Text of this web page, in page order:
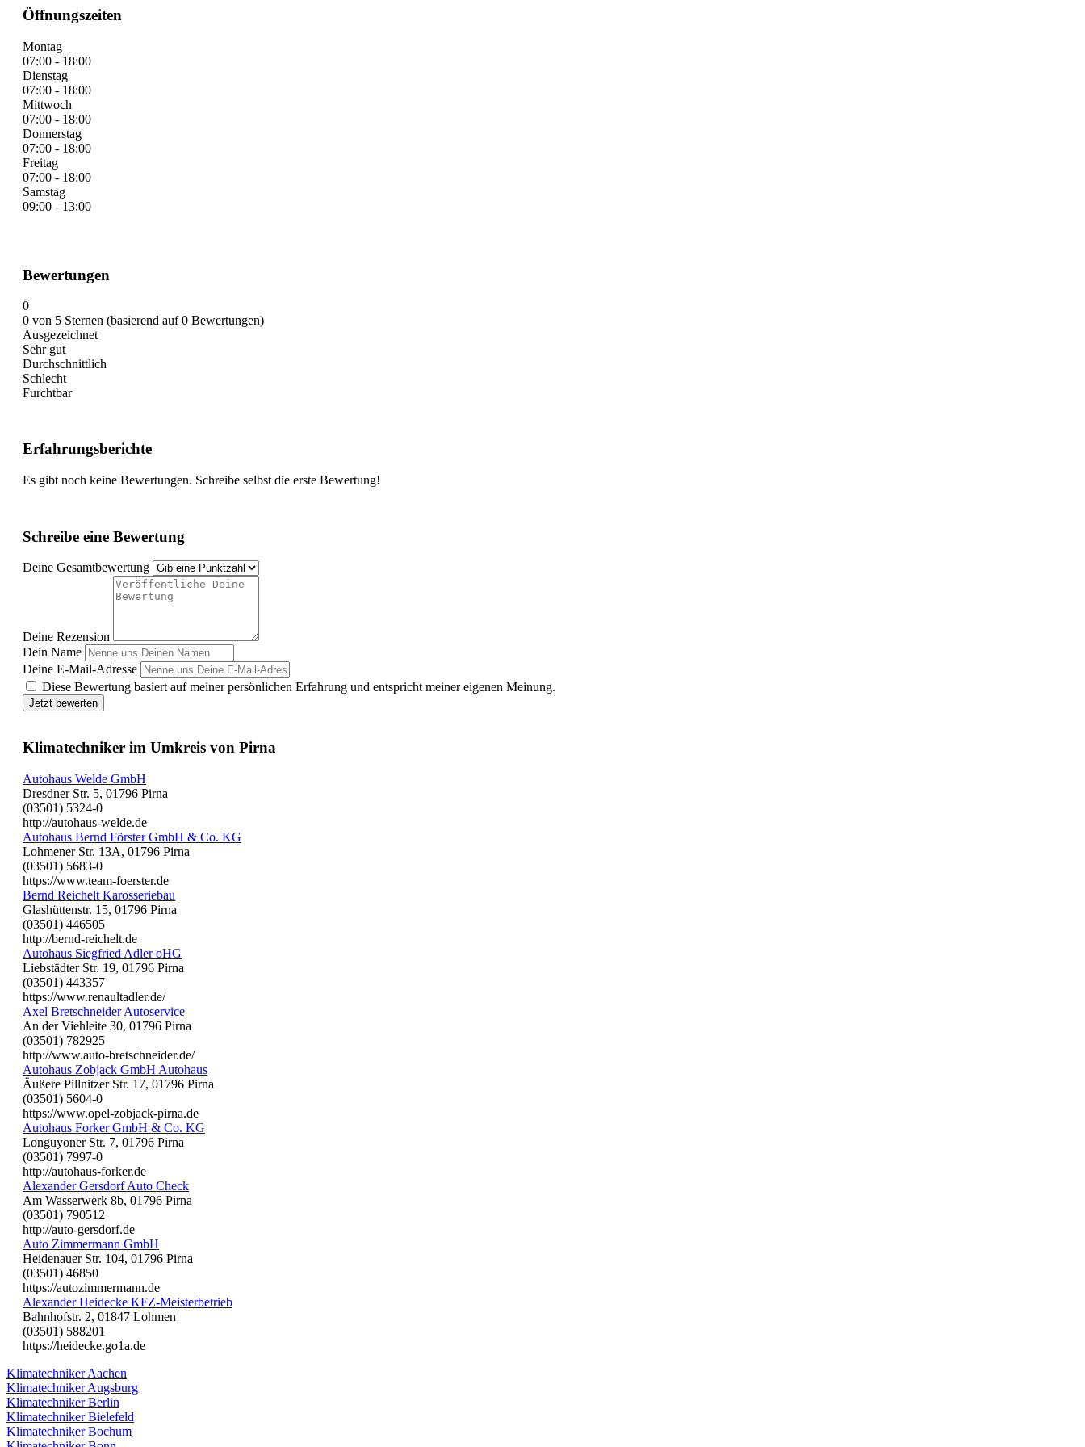
Öffnungszeiten
Montag
07:00 - 18:00
Dienstag
07:00 - 18:00
Mittwoch
07:00 - 18:00
Donnerstag
07:00 - 18:00
Freitag
07:00 - 18:00
Samstag
09:00 - 13:00
Bewertungen
0
0 von 5 Sternen (basierend auf 0 Bewertungen)
Ausgezeichnet
Sehr gut
Durchschnittlich
Schlecht
Furchtbar
Erfahrungsberichte
Es gibt noch keine Bewertungen. Schreibe selbst die erste Bewertung!
Schreibe eine Bewertung
Deine Gesamtbewertung
Deine Rezension
Dein Name
Deine E-Mail-Adresse
Diese Bewertung basiert auf meiner persönlichen Erfahrung und entspricht meiner eigenen Meinung.
Jetzt bewerten
Klimatechniker im Umkreis von Pirna
Autohaus Welde GmbH
Dresdner Str. 5, 01796 Pirna
(03501) 5324-0
http://autohaus-welde.de
Autohaus Bernd Förster GmbH & Co. KG
Lohmener Str. 13A, 01796 Pirna
(03501) 5683-0
https://www.team-foerster.de
Bernd Reichelt Karosseriebau
Glashüttenstr. 15, 01796 Pirna
(03501) 446505
http://bernd-reichelt.de
Autohaus Siegfried Adler oHG
Liebstädter Str. 19, 01796 Pirna
(03501) 443357
https://www.renaultadler.de/
Axel Bretschneider Autoservice
An der Viehleite 30, 01796 Pirna
(03501) 782925
http://www.auto-bretschneider.de/
Autohaus Zobjack GmbH Autohaus
Äußere Pillnitzer Str. 17, 01796 Pirna
(03501) 5604-0
https://www.opel-zobjack-pirna.de
Autohaus Forker GmbH & Co. KG
Longuyoner Str. 7, 01796 Pirna
(03501) 7997-0
http://autohaus-forker.de
Alexander Gersdorf Auto Check
Am Wasserwerk 8b, 01796 Pirna
(03501) 790512
http://auto-gersdorf.de
Auto Zimmermann GmbH
Heidenauer Str. 104, 01796 Pirna
(03501) 46850
https://autozimmermann.de
Alexander Heidecke KFZ-Meisterbetrieb
Bahnhofstr. 2, 01847 Lohmen
(03501) 588201
https://heidecke.go1a.de
Klimatechniker Aachen
Klimatechniker Augsburg
Klimatechniker Berlin
Klimatechniker Bielefeld
Klimatechniker Bochum